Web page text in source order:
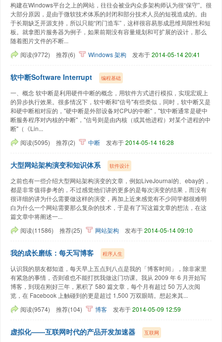
构建在Windows平台之上的网站，往往会被业内众多架构师认为很“保守”。很
大部分原因，是由于微软技术体系的封闭和部分技术人员的短视造成的。由
于长期缺乏开源支持，所以只能“闭门造车”，这样很容易形成思维局限性和短
板。就拿图片服务器为例子，如果前期没有容量规划和可扩展的设计，那么
随着图片文件的不断...
阅读(9772)
推荐(6) Windows架构 发布于2014-05-14 20:41
软中断Software Interrupt 编程基础
一、概念 软中断是利用硬件中断的概念，用软件方式进行模拟，实现宏观上
的异步执行效果。很多情况下，软中断和"信号"有些类似，同时，软中断又是
和硬中断相对应的，"硬中断是外部设备对CPU的中断"，"软中断通常是硬中
断服务程序对内核的中断"，"信号则是由内核（或其他进程）对某个进程的中
断"（《Lin...
阅读(5095)
推荐(2) 中断 发布于2014-05-14 16:28
大型网站架构演变和知识体系 软件设计
之前也有一些介绍大型网站架构演变的文章，例如LiveJournal的、ebay的，
都是非常值得参考的，不过感觉他们讲的更多的是每次演变的结果，而没有
很详细的讲为什么需要做这样的演变，再加上近来感觉有不少同学都很难明
白为什么一个网站需要那么复杂的技术，于是有了写这篇文章的想法，在这
篇文章中将阐述一...
阅读(11586)
推荐(25) 网站架构 发布于2014-05-14 09:10
我的成长磨练：每天写博客 程序人生
认识我的朋友都知道，每天早上五点到八点是我的「博客时间」，除非家里
有紧急的事情，否则谁也不能打扰我做这门功课。我从 2009 年 6 月开始写
博客，到现在刚好三年，累积了 580 篇文章，每个月有超过 50 万人次阅
览，在 Facebook 上触碰到的更是超过 1,500 万双眼睛。想起来其...
阅读(9574)
推荐(104) 博客 发布于2014-05-09 12:59
虚拟化——互联网时代的产品开发加速器 互联网